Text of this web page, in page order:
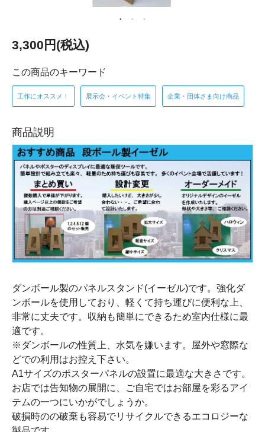
3,300円(税込)
この商品のキーワード
工作にオススメ！ 展示会・イベント特集 企業・団体さま向け商品
商品説明
ダンボール製のパネルスタンド(イーゼル)です。強化ダ
ンボールを使用しており、軽くて持ち運びに便利な上、
非常に丈夫です。収納も簡単にできるため室内仕様に最
適です。
※ダンボールの性質上、水気を嫌います。屋外や窓際な
どでの利用はお控え下さい。
A1サイズのポスターパネルの設置に最適な大きさです。
お店では告知物の展開に、ご自宅ではお部屋を彩るアイ
テムの一つにいかがでしょうか。
破損時のの破棄も容易でリサイクルできるエコロジーな